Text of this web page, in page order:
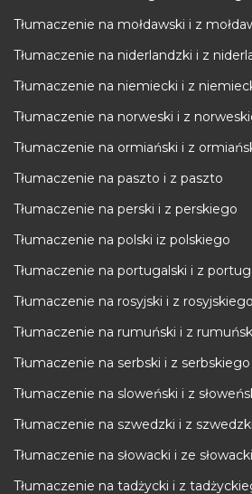
Tłumaczenie na mołdawski i z
Tłumaczenie na niderlandzki i z
Tłumaczenie na niemiecki i z
Tłumaczenie na norweski i z
Tłumaczenie na ormiański i z
Tłumaczenie na paszto i z paszto
Tłumaczenie na perski i z perskiego
Tłumaczenie na polski iz polskiego
Tłumaczenie na portugalski i z
Tłumaczenie na rosyjski i z rosyjskiego
Tłumaczenie na rumuński i z
Tłumaczenie na serbski i z serbskiego
Tłumaczenie na sloweński i z
Tłumaczenie na szwedzki i z
Tłumaczenie na słowacki i ze
Tłumaczenie na tadżycki i z